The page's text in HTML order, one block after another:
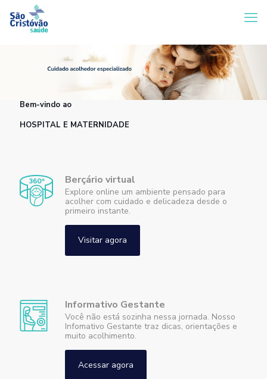
Bem-vindo ao
HOSPITAL E MATERNIDADE
Berçário virtual
Explore online um ambiente pensado para
acolher com cuidado e delicadeza desde o
primeiro instante.
Visitar agora
Informativo Gestante
Você não está sozinha nessa jornada. Nosso
Infomativo Gestante traz dicas, orientações e
muito acolhimento.
Acessar agora